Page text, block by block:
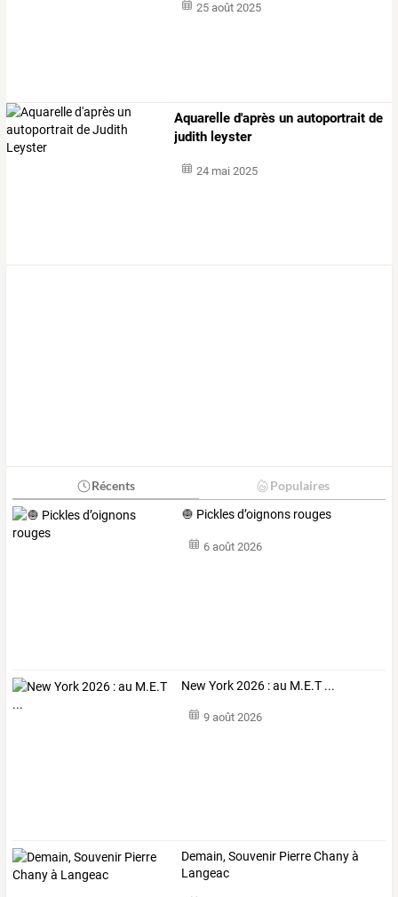
25 août 2025
Aquarelle d'après un autoportrait de
judith leyster
24 mai 2025
Récents Populaires
🧅 Pickles d’oignons rouges
6 août 2026
New York 2026 : au M.E.T ...
9 août 2026
Demain, Souvenir Pierre Chany à
Langeac